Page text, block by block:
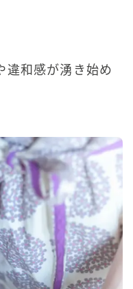
違和感が湧き始め